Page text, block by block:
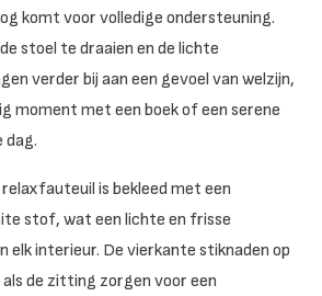
komt voor volledige ondersteuning.
stoel te draaien en de lichte
verder bij aan een gevoel van welzijn,
moment met een boek of een serene
dag.
is bekleed met een
stof, wat een lichte en frisse
interieur. De vierkante stiknaden op
de zitting zorgen voor een